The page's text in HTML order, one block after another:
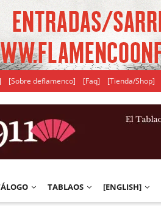
[Sobre deflamenco] [Faq] [Tienda/Shop]
TABLAOS [ENGLISH]